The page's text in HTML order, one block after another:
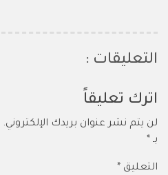
التعليقات :
اترك تعليقاً
لن يتم نشر عنوان بريدك الإلكتروني.
بـ *
التعليق *